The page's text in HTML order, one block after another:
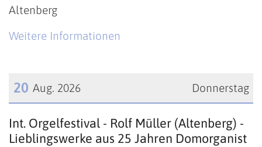
Altenberg
Weitere Informationen
Donnerstag
20 Aug. 2026
Datum: 20. August 2026
Int. Orgelfestival - Rolf Müller (Altenberg) -
Lieblingswerke aus 25 Jahren Domorganist